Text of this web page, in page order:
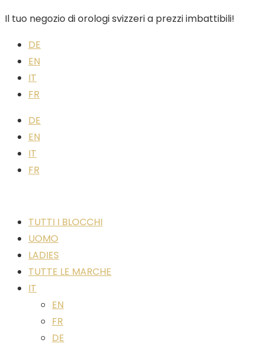
Il tuo negozio di orologi svizzeri a prezzi imbattibili!
DE
EN
IT
FR
DE
EN
IT
FR
TUTTI I BLOCCHI
UOMO
LADIES
TUTTE LE MARCHE
IT
EN
FR
DE